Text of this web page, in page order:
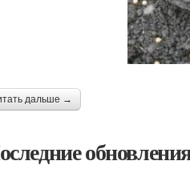
дальше →